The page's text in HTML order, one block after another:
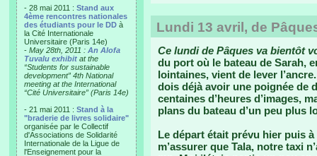
- 28 mai 2011 : Stand aux
4ème rencontres nationales
des étudiants pour le DD à
la Cité Internationale
Universitaire (Paris 14e)
- May 28th, 2011 : An Alofa
Tuvalu exhibit at the
“Students for sustainable
development” 4th National
meeting at the International
“Cité Universitaire” (Paris 14e)
- 21 mai 2011 : Stand à la
"braderie de livres solidaire"
organisée par le Collectif
d'Associations de Solidarité
Internationale de la Ligue de
l'Enseignement pour la
Lundi 13 avril, de
Ce lundi de Pâques va bientôt
du port où le bateau de Sarah,
lointaines, vient de lever
dois déjà avoir une poignée de
centaines d’heures d’images,
plans du bateau d’un peu plus
Le départ était prévu hier puis
m’assurer que Tala, notre taxi